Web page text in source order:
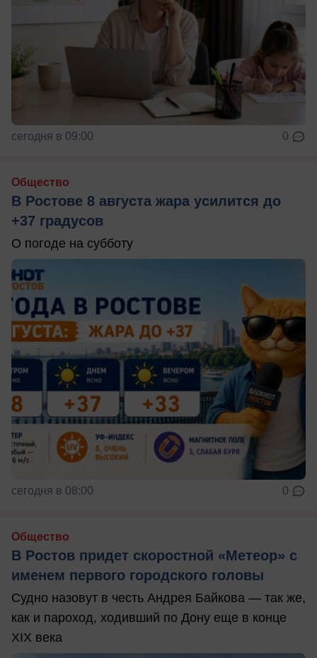
сегодня в 09:00 0
Общество
В Ростове 8 августа жара усилится до
+37 градусов
О погоде на субботу
сегодня в 08:00 0
Общество
В Ростов придет скоростной «Метеор» с
именем первого городского головы
Судно назовут в честь Андрея Байкова — так же,
как и пароход, ходивший по Дону еще в конце
XIX века